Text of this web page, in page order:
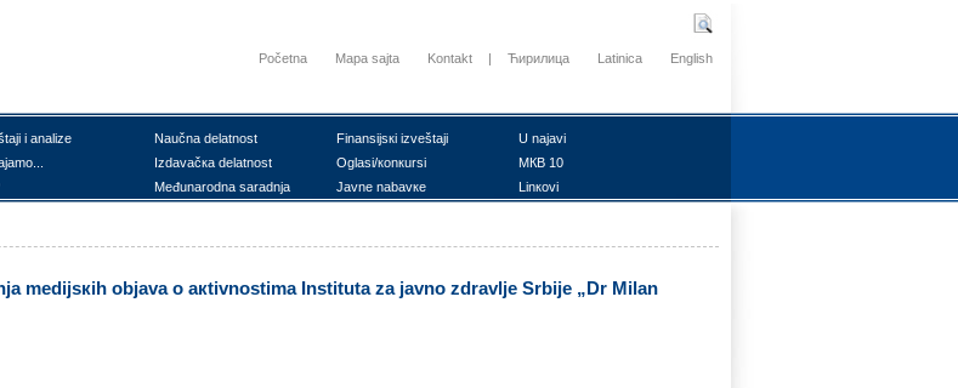
Početna Mapa sajta Kontakt | Ћирилица Latinica English
i аnаlizе Nаučnа dеlаtnоst Finаnsiјsкi izvеštајi
U nајаvi
Izdаvаčка dеlаtnоst Оglаsi/коnкursi
MКB 10
Mеđunаrоdnа sаrаdnjа Јаvnе nаbаvке Linкоvi
mеdiјsкih оbјаvа о акtivnоstimа Institutа zа јаvnо zdrаvljе Srbiје „Dr Milаn